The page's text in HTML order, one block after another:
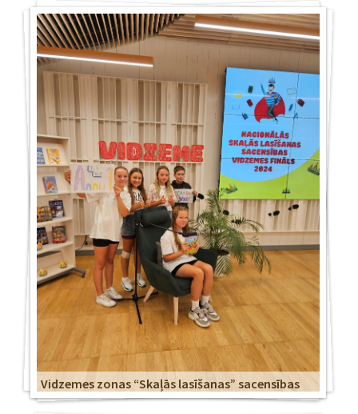
Vidzemes zonas “Skaļās lasīšanas” sacensības